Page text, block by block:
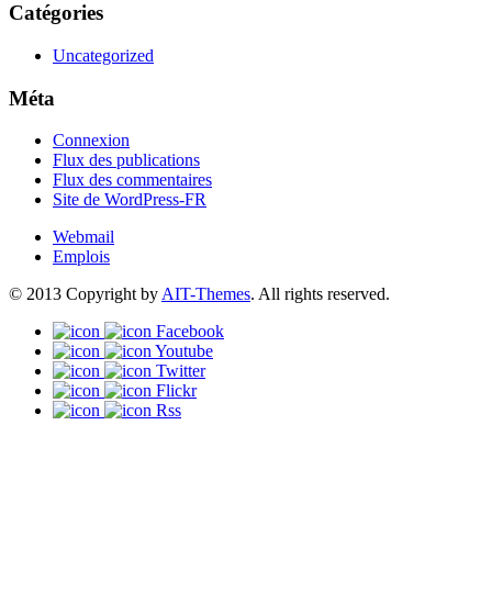
Catégories
Uncategorized
Méta
Connexion
Flux des publications
Flux des commentaires
Site de WordPress-FR
Webmail
Emplois
© 2013 Copyright by AIT-Themes. All rights reserved.
Facebook
Youtube
Twitter
Flickr
Rss